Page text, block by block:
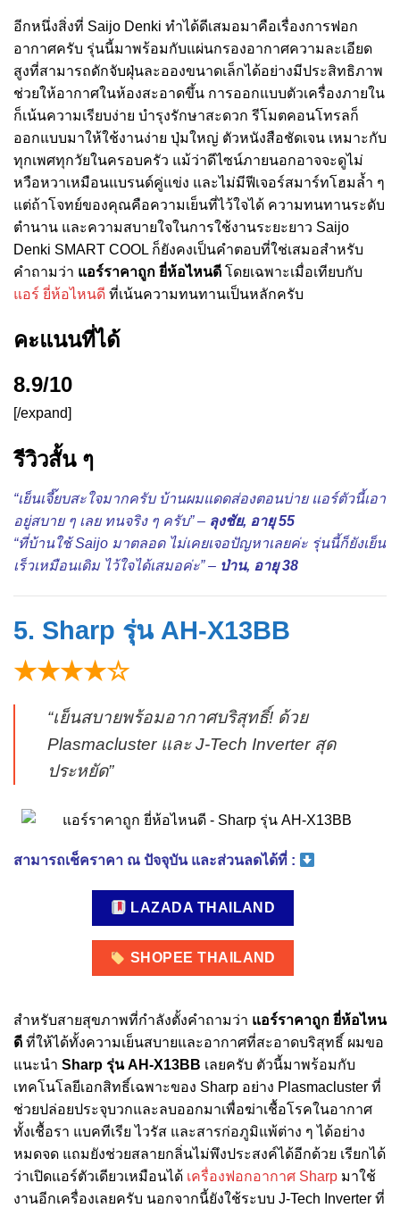
อีกหนึ่งสิ่งที่ Saijo Denki ทำได้ดีเสมอมาคือเรื่องการฟอก
อากาศครับ รุ่นนี้มาพร้อมกับแผ่นกรองอากาศความละเอียด
สูงที่สามารถดักจับฝุ่นละอองขนาดเล็กได้อย่างมีประสิทธิภาพ
ช่วยให้อากาศในห้องสะอาดขึ้น การออกแบบตัวเครื่องภายใน
ก็เน้นความเรียบง่าย บำรุงรักษาสะดวก รีโมตคอนโทรลก็
ออกแบบมาให้ใช้งานง่าย ปุ่มใหญ่ ตัวหนังสือชัดเจน เหมาะกับ
ทุกเพศทุกวัยในครอบครัว แม้ว่าดีไซน์ภายนอกอาจจะดูไม่
หวือหวาเหมือนแบรนด์คู่แข่ง และไม่มีฟีเจอร์สมาร์ทโฮมล้ำ ๆ
แต่ถ้าโจทย์ของคุณคือความเย็นที่ไว้ใจได้ ความทนทานระดับ
ตำนาน และความสบายใจในการใช้งานระยะยาว Saijo
Denki SMART COOL ก็ยังคงเป็นคำตอบที่ใช่เสมอสำหรับ
คำถามว่า แอร์ราคาถูก ยี่ห้อไหนดี โดยเฉพาะเมื่อเทียบกับ
แอร์ ยี่ห้อไหนดี ที่เน้นความทนทานเป็นหลักครับ
คะแนนที่ได้
8.9/10
[/expand]
รีวิวสั้น ๆ
“เย็นเจี๊ยบสะใจมากครับ บ้านผมแดดส่องตอนบ่าย แอร์ตัวนี้เอา
อยู่สบาย ๆ เลย ทนจริง ๆ ครับ” – ลุงชัย, อายุ 55
“ที่บ้านใช้ Saijo มาตลอด ไม่เคยเจอปัญหาเลยค่ะ รุ่นนี้ก็ยังเย็น
เร็วเหมือนเดิม ไว้ใจได้เสมอค่ะ” – ป่าน, อายุ 38
5. Sharp รุ่น AH-X13BB
★★★★☆
“เย็นสบายพร้อมอากาศบริสุทธิ์! ด้วย
Plasmacluster และ J-Tech Inverter สุด
ประหยัด”
สามารถเช็คราคา ณ ปัจจุบัน และส่วนลดได้ที่ :
LAZADA THAILAND
SHOPEE THAILAND
สำหรับสายสุขภาพที่กำลังตั้งคำถามว่า แอร์ราคาถูก ยี่ห้อไหน
ดี ที่ให้ได้ทั้งความเย็นสบายและอากาศที่สะอาดบริสุทธิ์ ผมขอ
แนะนำ Sharp รุ่น AH-X13BB เลยครับ ตัวนี้มาพร้อมกับ
เทคโนโลยีเอกสิทธิ์เฉพาะของ Sharp อย่าง Plasmacluster ที่
ช่วยปล่อยประจุบวกและลบออกมาเพื่อฆ่าเชื้อโรคในอากาศ
ทั้งเชื้อรา แบคทีเรีย ไวรัส และสารก่อภูมิแพ้ต่าง ๆ ได้อย่าง
หมดจด แถมยังช่วยสลายกลิ่นไม่พึงประสงค์ได้อีกด้วย เรียกได้
ว่าเปิดแอร์ตัวเดียวเหมือนได้ เครื่องฟอกอากาศ Sharp มาใช้
งานอีกเครื่องเลยครับ นอกจากนี้ยังใช้ระบบ J-Tech Inverter ที่